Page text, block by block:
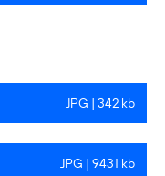
JPG | 342 kb
JPG | 9431 kb